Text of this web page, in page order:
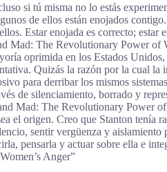
si tú misma no lo estás
de ellos están enojados
Estar enojada es correcto; estar
Mad: The Revolutionary Power of
oprimida en los Estados
Quizás la razón por la cual la
para derribar los mismos
de silenciamiento, borrado y
Mad: The Revolutionary Power
el origen. Creo que Stanton tenía
sentir vergüenza y aislamiento
pensarla y actuar sobre ella e
Anger”